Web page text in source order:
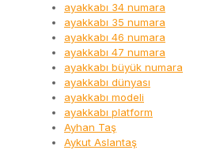
ayakkabı 34 numara
ayakkabı 35 numara
ayakkabı 46 numara
ayakkabı 47 numara
ayakkabı büyük numara
ayakkabı dünyası
ayakkabı modeli
ayakkabı platform
Ayhan Taş
Aykut Aslantaş